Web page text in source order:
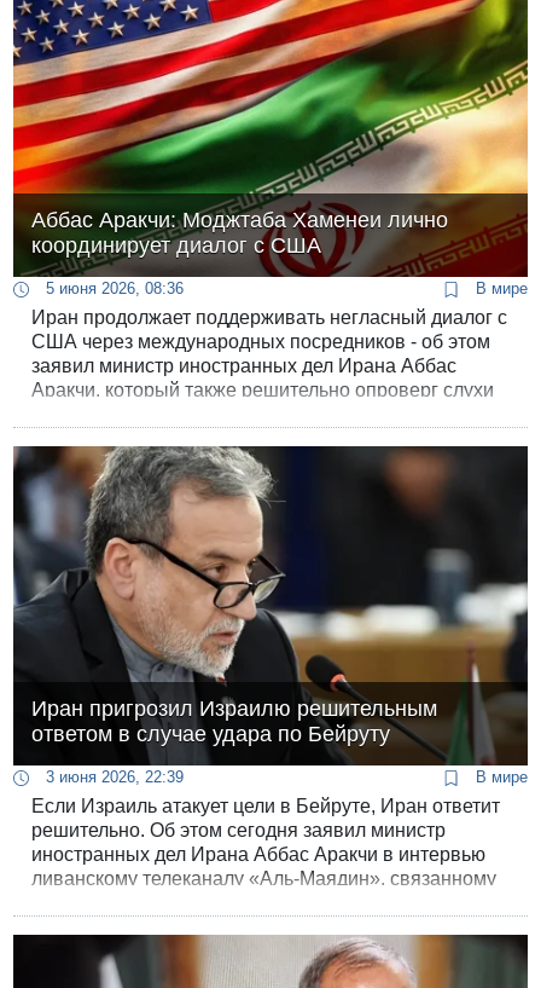
Аббас Аракчи: Моджтаба Хаменеи лично
координирует диалог с США
5 июня 2026, 08:36 В мире
Иран продолжает поддерживать негласный диалог с
США через международных посредников - об этом
заявил министр иностранных дел Ирана Аббас
Аракчи, который также решительно опроверг слухи
контролирует внешнеполитический курс Ирана,
несмотря на то, что с момента своего назначения он
ни разу не появлялся на публике.
Иран пригрозил Израилю решительным
ответом в случае удара по Бейруту
3 июня 2026, 22:39 В мире
Если Израиль атакует цели в Бейруте, Иран ответит
решительно. Об этом сегодня заявил министр
иностранных дел Ирана Аббас Аракчи в интервью
ливанскому телеканалу «Аль-Маядин», связанному
черновики соглашения.